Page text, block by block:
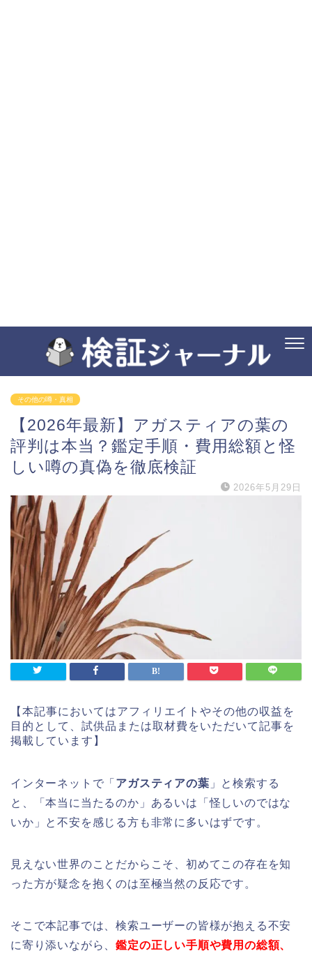
その他の噂・真相
【2026年最新】アガスティアの葉の
評判は本当？鑑定手順・費用総額と怪
しい噂の真偽を徹底検証
2026年5月29日
【本記事においてはアフィリエイトやその他の収益を
目的として、試供品または取材費をいただいて記事を
掲載しています】
インターネットで「 アガスティアの葉 」と検索する
と、「本当に当たるのか」あるいは「怪しいのではな
いか」と不安を感じる方も非常に多いはずです。
見えない世界のことだからこそ、初めてこの存在を知
った方が疑念を抱くのは至極当然の反応です。
そこで本記事では、検索ユーザーの皆様が抱える不安
に寄り添いながら、鑑定の正しい手順や費用の総額、